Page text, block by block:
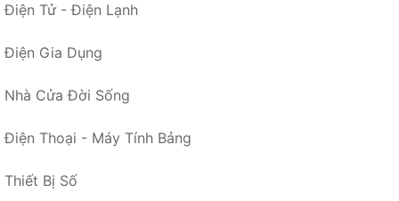
Điện Tử - Điện Lạnh
Điện Gia Dụng
Nhà Cửa Đời Sống
Điện Thoại - Máy Tính Bảng
Thiết Bị Số